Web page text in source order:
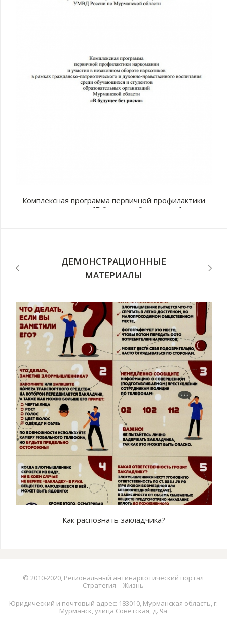
Комплексная программа первичной профилактики
наркомании "В будущее без рисков"
ДЕМОНСТРАЦИОННЫЕ
МАТЕРИАЛЫ
Как распознать закладчика?
© 2010-2020, Региональный антинаркотический портал
Стратегия – Жизнь
Юридический и почтовый адрес: 183010, Мурманская область, г.
Мурманск, улица Советская, д. 9а